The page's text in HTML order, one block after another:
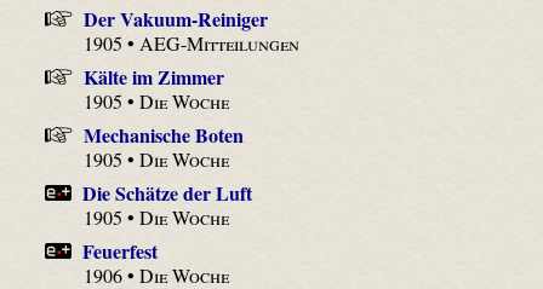
Der Vakuum-Reiniger
1905 • AEG-Mitteilungen
Kälte im Zimmer
1905 •Die Woche
Mechanische Boten
1905 •Die Woche
Die Schätze der Luft
1905 •Die Woche
Feuerfest
1906 •Die Woche